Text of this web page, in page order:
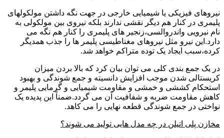
نیروهای فیزیکی یا شیمیایی خارجی در جهت نگه داشتن مولکولهای
پلیمری در کنار هم دیگر نقشی ندارند بلکه نیروی بین مولکولی به
نام نیرویی واندروالسی،زنجیر های پلیمری را کنار هم نگه می
دارد.این نیرو مثل نیروهای مغناطیسی پلیمر ها را جذب همدیگر
کرده،سبب ایجاد یک توده متراکم خواهد شد.
در یک جمع بندی کلی می توان بیان کرد که بالا بردن میزان
کریستالی شدن موجب افزایش دانسیته و جمع شوندگی و بهبود
استحکام کششی و خمشی و مقاومت شیمیایی و گرمایی پلیمر و
کاهش مقاومت ضربه و شفافیت آن می گردد.ضمناً این پدیده یک
نواختی در جمع شوندگی قطعه نهایی را می کاهد.
مخازن پلی اتیلن در چه مدل هایی تولید می شوند؟